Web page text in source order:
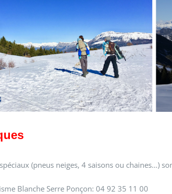
(pneus neiges, 4 saisons ou chaines…)
Blanche Serre Ponçon: 04 92 35 11 00